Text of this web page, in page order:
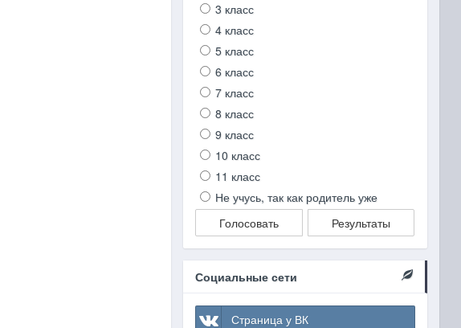
3 класс
4 класс
5 класс
6 класс
7 класс
8 класс
9 класс
10 класс
11 класс
Не учусь, так как родитель уже
Голосовать
Результаты
Социальные сети
Страница у ВК